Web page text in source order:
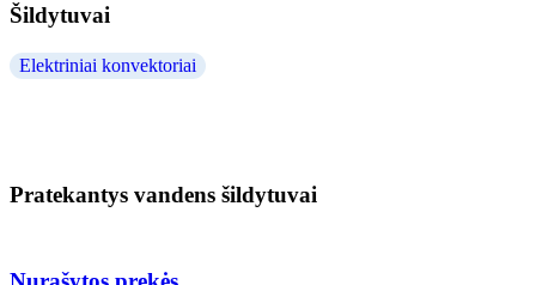
Šildytuvai
Elektriniai konvektoriai
Pratekantys vandens šildytuvai